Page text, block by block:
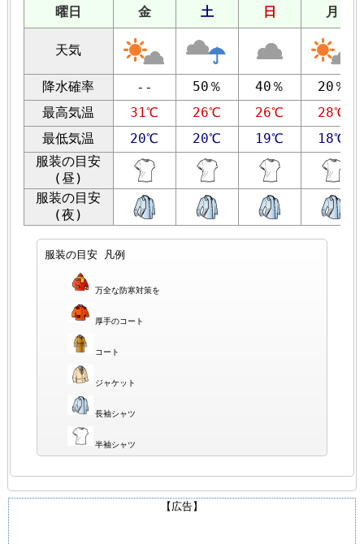
曜日 金 土 日 月
天気
降水確率 -- 50％ 40％
20％
最高気温
31℃ 26℃ 26℃
28℃
最低気温
20℃ 20℃ 19℃
18℃
服装の目安
(昼)
服装の目安
(夜)
服装の目安 凡例
万全な防寒対策を
厚手のコート
コート
ジャケット
長袖シャツ
半袖シャツ
【広告】